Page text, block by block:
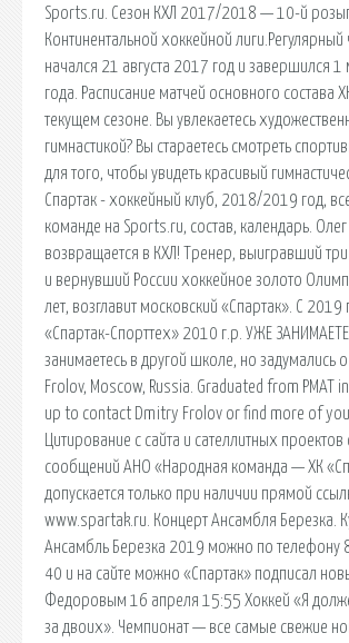
Sports.ru. Сезон КХЛ 2017/2018 — 10-й
Континентальной хоккейной
начался 21 августа 2017 год и завершился
года. Расписание матчей основного состава
текущем сезоне. Вы увлекаетесь
гимнастикой? Вы стараетесь смотреть
для того, чтобы увидеть красивый
Спартак - хоккейный клуб, 2018/2019 год,
команде на Sports.ru, состав, календарь.
возвращается в КХЛ! Тренер, выигравший три
и вернувший России хоккейное золото
лет, возглавит московский «Спартак». С 2019
«Спартак-Спорттех» 2010 г.р. УЖЕ
занимаетесь в другой школе, но задумались
Frolov, Moscow, Russia. Graduated from РМАТ
up to contact Dmitry Frolov or find more of
Цитирование с сайта и сателлитных
сообщений АНО «Народная команда — ХК
допускается только при наличии прямой
www.spartak.ru. Концерт Ансамбля Березка.
Ансамбль Березка 2019 можно по
40 и на сайте можно «Спартак» подписал
Федоровым 16 апреля 15:55 Хоккей «Я
за двоих». Чемпионат — все самые свежие